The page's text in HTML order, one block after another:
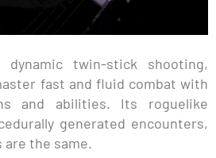
dynamic twin-stick shooting,
fast and fluid combat with
and abilities. Its roguelike
generated encounters,
the same.